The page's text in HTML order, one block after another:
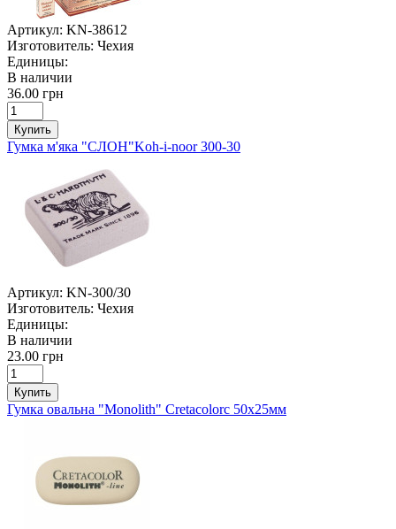
Артикул: KN-38612
Изготовитель: Чехия
Единицы:
В наличии
36.00 грн
Купить
Гумка м'яка "СЛОН"Koh-i-noor 300-30
Артикул: KN-300/30
Изготовитель: Чехия
Единицы:
В наличии
23.00 грн
Купить
Гумка овальна "Monolith" Cretacolorс 50х25мм